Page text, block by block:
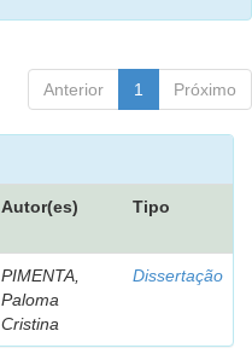
Anterior 1 Próximo
Autor(es) Tipo
PIMENTA,
Paloma
Cristina
Dissertação